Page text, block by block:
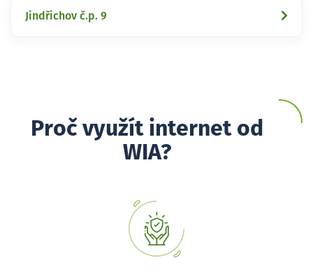
Jindřichov č.p. 9
Proč využít internet od
WIA?